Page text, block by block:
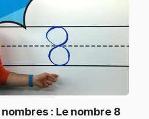
: Le nombre 8